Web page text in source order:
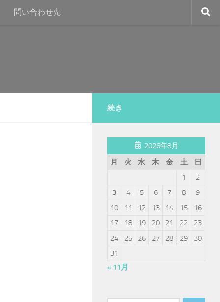
問い合わせ先
続き
2026年8月
月
火 水 木 金 土
日
1
2
3
4 5 6 7 8
9
10
11 12 13 14 15
16
17
18 19 20 21 22
23
24
25 26 27 28 29
30
31
« 11月